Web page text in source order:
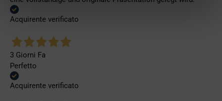
Acquirente verificato
3 Giorni Fa
Perfetto
Acquirente verificato